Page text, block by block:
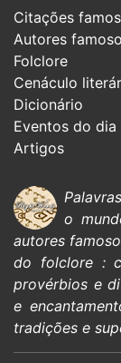
Citações
Autores
Folclore
Cenáculo
Dicionário
Eventos do dia
Artigos
o
autores
do folclore:
provérbios e
e
tradições e